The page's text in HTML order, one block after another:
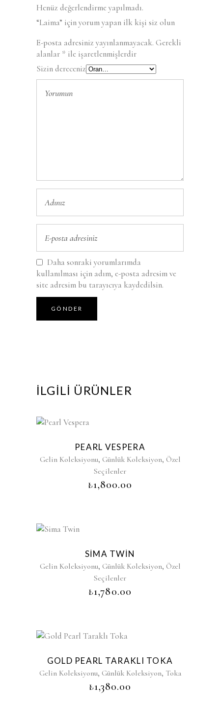
Henüz değerlendirme yapılmadı.
“Laima” için yorum yapan ilk kişi siz olun
E-posta adresiniz yayınlanmayacak. Gerekli
alanlar * ile işaretlenmişlerdir
Sizin dereceniz
Daha sonraki yorumlarımda
kullanılması için adım, e-posta adresim ve
site adresim bu tarayıcıya kaydedilsin.
İLGILI ÜRÜNLER
PEARL VESPERA
Gelin Koleksiyonu, Günlük Koleksiyon, Özel
Seçilenler
₺1,800.00
SIMA TWIN
Gelin Koleksiyonu, Günlük Koleksiyon, Özel
Seçilenler
₺1,780.00
GOLD PEARL TARAKLI TOKA
Gelin Koleksiyonu, Günlük Koleksiyon, Toka
₺1,380.00